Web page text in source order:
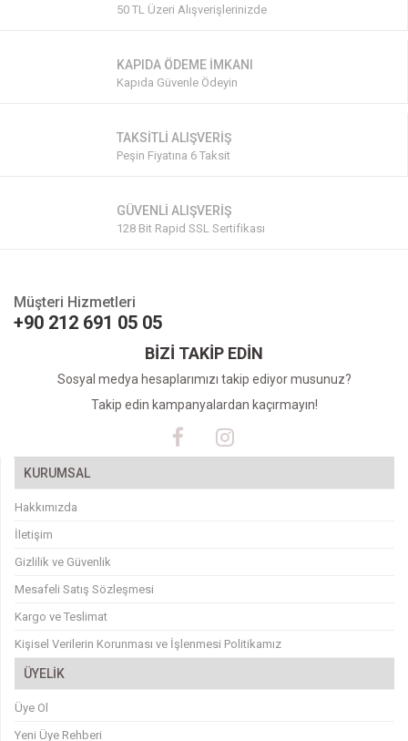
50 TL Üzeri Alışverişlerinizde
KAPIDA ÖDEME İMKANI
Kapıda Güvenle Ödeyin
TAKSİTLİ ALIŞVERİŞ
Peşin Fiyatına 6 Taksit
GÜVENLİ ALIŞVERİŞ
128 Bit Rapid SSL Sertifikası
Müşteri Hizmetleri
+90 212 691 05 05
BİZİ TAKİP EDİN
Sosyal medya hesaplarımızı takip ediyor musunuz?
Takip edin kampanyalardan kaçırmayın!
KURUMSAL
Hakkımızda
İletişim
Gizlilik ve Güvenlik
Mesafeli Satış Sözleşmesi
Kargo ve Teslimat
Kişisel Verilerin Korunması ve İşlenmesi Politikamız
ÜYELİK
Üye Ol
Yeni Üye Rehberi